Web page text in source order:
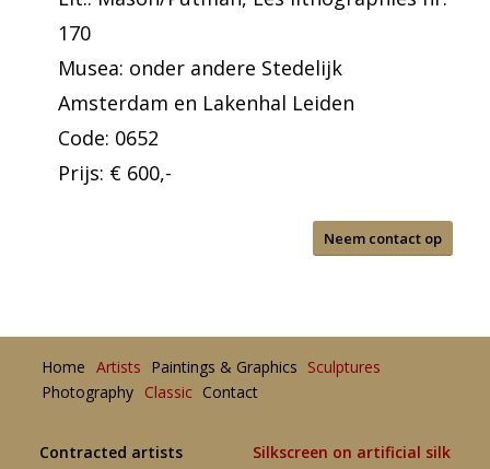
170
Musea: onder andere Stedelijk
Amsterdam en Lakenhal Leiden
Code: 0652
Prijs: € 600,-
Neem contact op
Home Artists Paintings & Graphics Sculptures
Photography Classic Contact
Contracted artists
Silkscreen on artificial silk